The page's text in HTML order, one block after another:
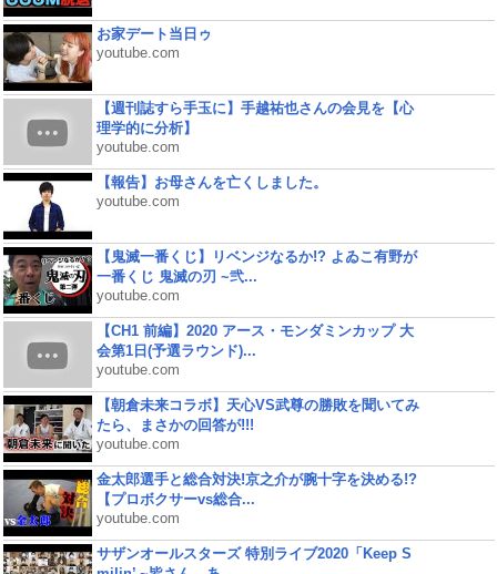
お家デート当日ゥ
youtube.com
【週刊誌すら手玉に】手越祐也さんの会見を【心
理学的に分析】
youtube.com
【報告】お母さんを亡くしました。
youtube.com
【鬼滅一番くじ】リベンジなるか!? よゐこ有野が
一番くじ 鬼滅の刃 ~弐...
youtube.com
【CH1 前編】2020 アース・モンダミンカップ 大
会第1日(予選ラウンド)...
youtube.com
【朝倉未来コラボ】天心VS武尊の勝敗を聞いてみ
たら、まさかの回答が!!!
youtube.com
金太郎選手と総合対決!京之介が腕十字を決める!?
【プロボクサーvs総合...
youtube.com
サザンオールスターズ 特別ライブ2020「Keep S